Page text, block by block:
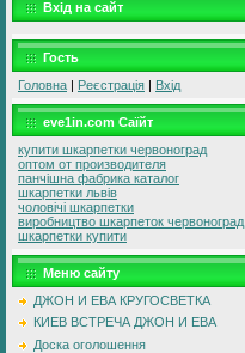
Вхід на сайт
Гость
Головна | Реєстрація | Вхід
eve1in.com Саїйт
купити шкарпетки червоноград
оптом от производителя
панчішна фабрика каталог
шкарпетки львів
чоловічі шкарпетки
виробництво шкарпеток червоноград
шкарпетки купити
Меню сайту
ДЖОН И ЕВА КРУГОСВЕТКА
КИЕВ ВСТРЕЧА ДЖОН И ЕВА
Доска оголошення